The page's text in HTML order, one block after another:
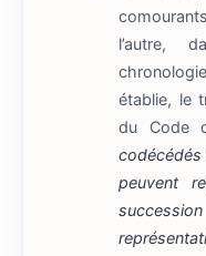
l’autre,
établie, le
du Code
peuvent